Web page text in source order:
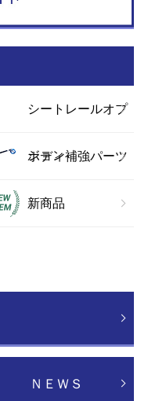
シートレールオプ
ション
ボディ補強パーツ
新商品
ＮＥＷＳ